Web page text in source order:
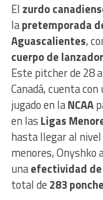
El zurdo
lapretemporada
Aguascalientes,
cuerpo de
Este pitcher de 28
Canadá, cuenta
jugado en laNCAA
en las Ligas
hasta llegar al
menores, Onyshko
unaefectividad de
total de 283